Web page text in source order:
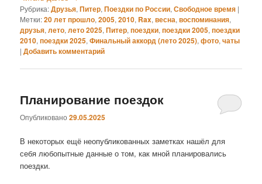
Рубрика:Друзья,Питер,Поездки по России,Свободное время |
Метки:20 лет прошло,2005,2010, Rax,весна,воспоминания,
друзья,лето,лето 2025,Питер,поездки,поездки 2005,поездки
2010,поездки 2025,Финальный аккорд (лето 2025),фото,чаты
|Добавить комментарий
Планирование поездок
Опубликовано29.05.2025
В некоторых ещё неопубликованных заметках нашёл для
себя любопытные данные о том, как мной планировались
поездки.